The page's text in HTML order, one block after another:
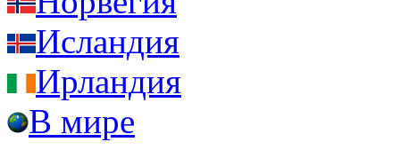
Исландия
Ирландия
В мире